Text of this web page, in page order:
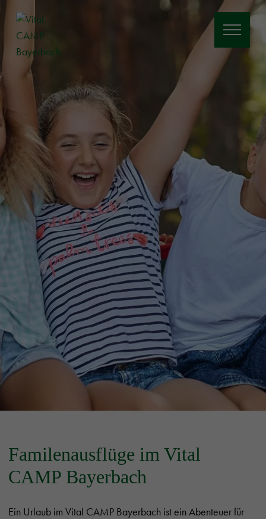
Familenausflüge im Vital
CAMP Bayerbach
Ein Urlaub im Vital CAMP Bayerbach ist ein Abenteuer für